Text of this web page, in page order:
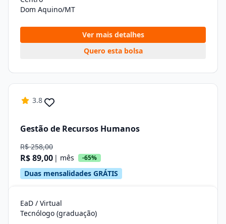
Dom Aquino/MT
Ver mais detalhes
Quero esta bolsa
3.8
Gestão de Recursos Humanos
R$ 258,00
R$ 89,00 | mês -65%
Duas mensalidades GRÁTIS
EaD / Virtual
Tecnólogo (graduação)